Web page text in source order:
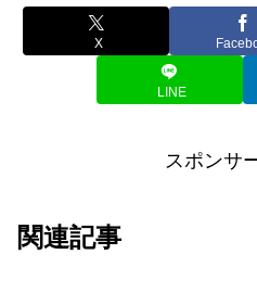
X
LINE
スポンサ
関連記事